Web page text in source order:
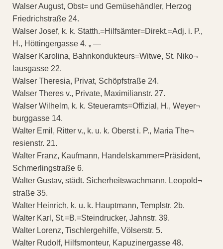
Walser August, Obst= und Gemüsehändler, Herzog
Friedrichstraße 24.
Walser Josef, k. k. Statth.=Hilfsämter=Direkt.=Adj. i. P.,
H., Höttingergasse 4. „ —
Walser Karolina, Bahnkondukteurs=Witwe, St. Niko¬
lausgasse 22.
Walser Theresia, Privat, Schöpfstraße 24.
Walser Theres v., Private, Maximilianstr. 27.
Walser Wilhelm, k. k. Steueramts=Offizial, H., Weyer¬
burggasse 14.
Walter Emil, Ritter v., k. u. k. Oberst i. P., Maria The¬
resienstr. 21.
Walter Franz, Kaufmann, Handelskammer=Präsident,
Schmerlingstraße 6.
Walter Gustav, städt. Sicherheitswachmann, Leopold¬
straße 35.
Walter Heinrich, k. u. k. Hauptmann, Templstr. 2b.
Walter Karl, St.=B.=Steindrucker, Jahnstr. 39.
Walter Lorenz, Tischlergehilfe, Völserstr. 5.
Walter Rudolf, Hilfsmonteur, Kapuzinergasse 48.